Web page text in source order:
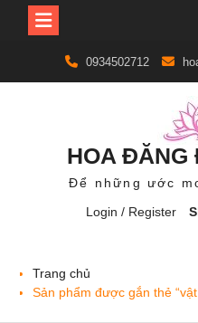
content
0934502712
HOA
Để những ước
Login / Register
Trang chủ
Sản phẩm được gắn thẻ